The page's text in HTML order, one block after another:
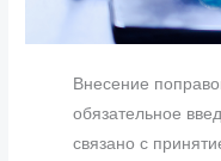
Внесение
обязательное
связано с